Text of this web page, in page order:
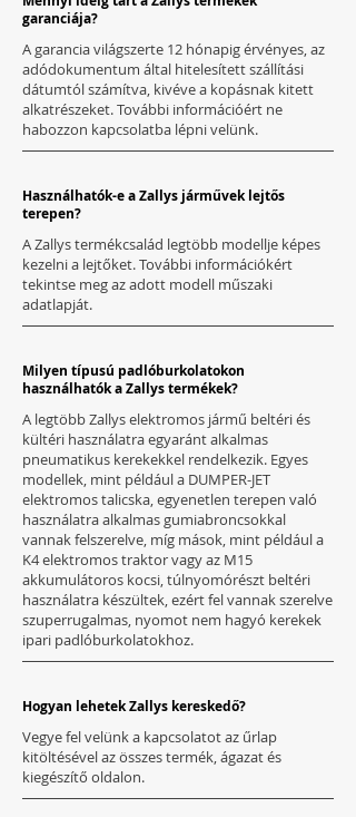
garanciája?
A garancia világszerte 12 hónapig érvényes, az
adódokumentum által hitelesített szállítási
dátumtól számítva, kivéve a kopásnak kitett
alkatrészeket. További információért ne
habozzon kapcsolatba lépni velünk.
Használhatók-e a Zallys járművek lejtős
terepen?
A Zallys termékcsalád legtöbb modellje képes
kezelni a lejtőket. További információkért
tekintse meg az adott modell műszaki
adatlapját.
Milyen típusú padlóburkolatokon
használhatók a Zallys termékek?
A legtöbb Zallys elektromos jármű beltéri és
kültéri használatra egyaránt alkalmas
pneumatikus kerekekkel rendelkezik. Egyes
modellek, mint például a DUMPER-JET
elektromos talicska, egyenetlen terepen való
használatra alkalmas gumiabroncsokkal
vannak felszerelve, míg mások, mint például a
K4 elektromos traktor vagy az M15
akkumulátoros kocsi, túlnyomórészt beltéri
használatra készültek, ezért fel vannak szerelve
szuperrugalmas, nyomot nem hagyó kerekek
ipari padlóburkolatokhoz.
Hogyan lehetek Zallys kereskedő?
Vegye fel velünk a kapcsolatot az űrlap
kitöltésével az összes termék, ágazat és
kiegészítő oldalon.